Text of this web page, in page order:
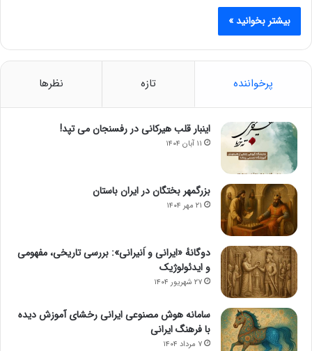
بیشتر بخوانید »
پرخواننده تازه نظرها
اینبار قلب هیرکانی در رفسنجان می تپد!
۱۱ آبان ۱۴۰۴
بزرگمهر بختگان در ایران باستان
۲۱ مهر ۱۴۰۴
دوگانهٔ «ایرانی و اَنیرانی»: بررسی تاریخی، مفهومی
و ایدئولوژیک
۲۷ شهریور ۱۴۰۴
سامانه هوش مصنوعی ایرانی رخشای آموزش دیده
با فرهنگ ایرانی
۷ مرداد ۱۴۰۴